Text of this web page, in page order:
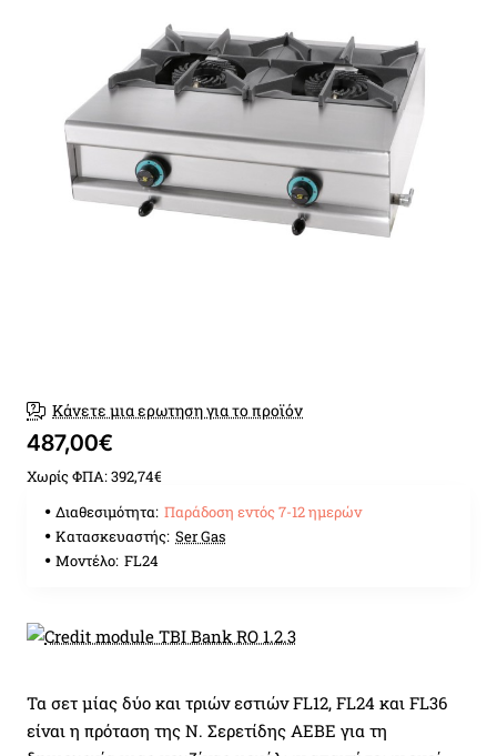
Κάνετε μια ερωτηση για το προϊόν
487,00€
Χωρίς ΦΠΑ: 392,74€
Διαθεσιμότητα: Παράδοση εντός 7-12 ημερών
Κατασκευαστής: Ser Gas
Μοντέλο: FL24
Τα σετ μίας δύο και τριών εστιών FL12, FL24 και FL36
είναι η πρόταση της Ν. Σερετίδης ΑΕΒΕ για τη